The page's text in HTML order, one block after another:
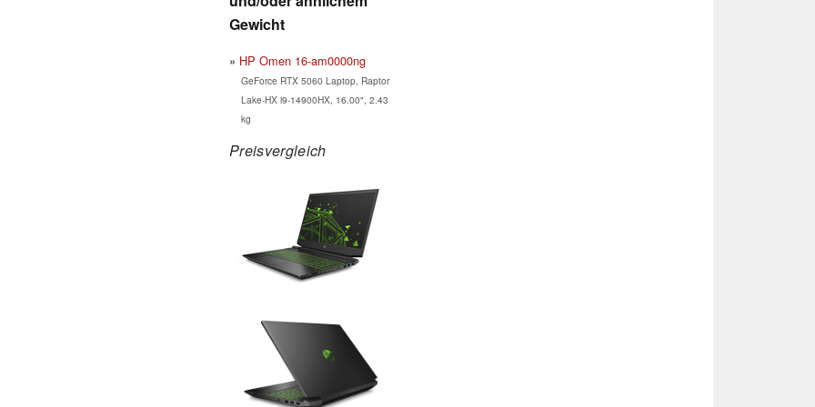
Gewicht
HP Omen 16-am0000ng
GeForce RTX 5060 Laptop, Raptor
Lake-HX i9-14900HX, 16.00", 2.43
kg
Preisvergleich